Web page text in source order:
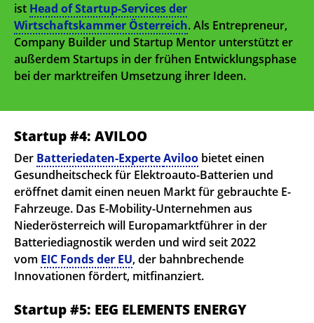
ist Head of Startup-Services der
Wirtschaftskammer Österreich. Als Entrepreneur,
Company Builder und Startup Mentor unterstützt er
außerdem Startups in der frühen Entwicklungsphase
bei der marktreifen Umsetzung ihrer Ideen.
Startup #4: AVILOO
Der Batteriedaten-ExperteAviloo bietet einen
Gesundheitscheck für Elektroauto-Batterien und
eröffnet damit einen neuen Markt für gebrauchte E-
Fahrzeuge. Das E-Mobility-Unternehmen aus
Niederösterreich will Europamarktführer in der
Batteriediagnostik werden und wird seit 2022
vom EIC Fonds der EU, der bahnbrechende
Innovationen fördert, mitfinanziert.
Startup #5: EEG ELEMENTS ENERGY